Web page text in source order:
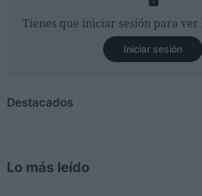
Tienes que iniciar sesión para ver
Iniciar sesión
Destacados
Lo más leído